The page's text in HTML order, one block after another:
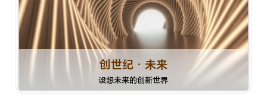
创世纪 · 未来
设想未来的创新世界